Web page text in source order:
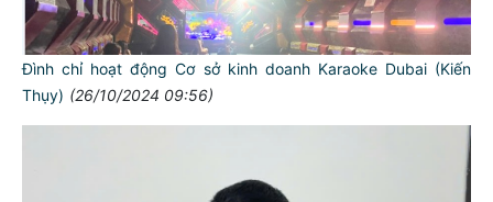
Đình chỉ hoạt động Cơ sở kinh doanh Karaoke Dubai (Kiến
Thụy) (26/10/2024 09:56)